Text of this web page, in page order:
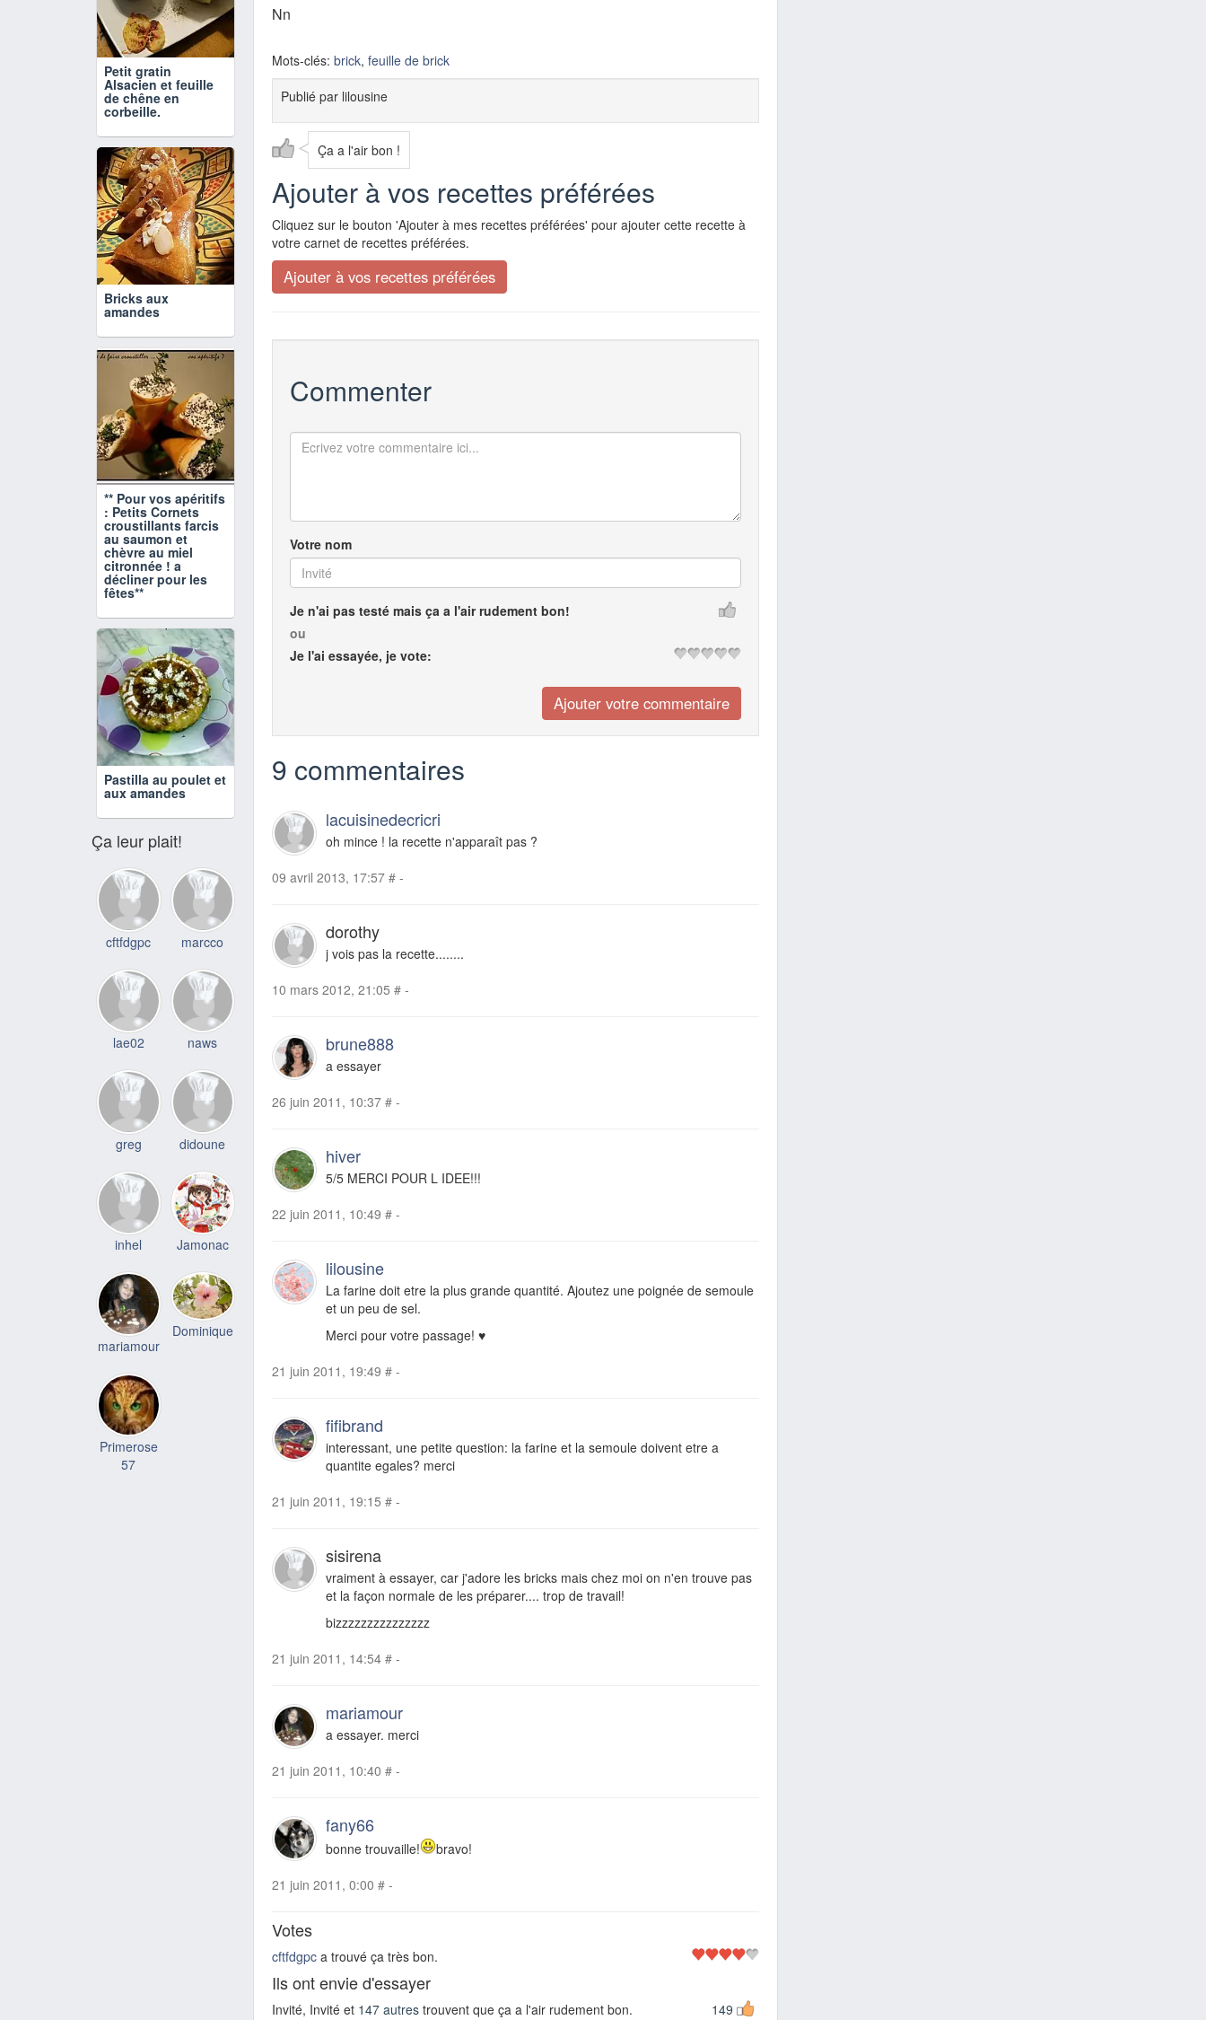
Nn
Mots-clés: brick, feuille de brick
Publié par lilousine
Ça a l'air bon !
Ajouter à vos recettes préférées
Cliquez sur le bouton 'Ajouter à mes recettes préférées' pour ajouter cette recette à
votre carnet de recettes préférées.
Commenter
Votre nom
Je n'ai pas testé mais ça a l'air rudement bon!
ou
Je l'ai essayée, je vote:
9 commentaires
lacuisinedecricri
oh mince ! la recette n'apparaît pas ?
09 avril 2013, 17:57 # -
dorothy
j vois pas la recette........
10 mars 2012, 21:05 # -
brune888
a essayer
26 juin 2011, 10:37 # -
hiver
5/5 MERCI POUR L IDEE!!!
22 juin 2011, 10:49 # -
lilousine
La farine doit etre la plus grande quantité. Ajoutez une poignée de semoule
et un peu de sel.
Merci pour votre passage! ♥
21 juin 2011, 19:49 # -
fifibrand
interessant, une petite question: la farine et la semoule doivent etre a
quantite egales? merci
21 juin 2011, 19:15 # -
sisirena
vraiment à essayer, car j'adore les bricks mais chez moi on n'en trouve pas
et la façon normale de les préparer.... trop de travail!
bizzzzzzzzzzzzzzz
21 juin 2011, 14:54 # -
mariamour
a essayer. merci
21 juin 2011, 10:40 # -
fany66
bonne trouvaille!
bravo!
21 juin 2011, 0:00 # -
Votes
cftfdgpc a trouvé ça très bon.
Ils ont envie d'essayer
149
Invité, Invité et 147 autres trouvent que ça a l'air rudement bon.
Petit gratin
Alsacien et feuille
de chêne en
corbeille.
Bricks aux
amandes
** Pour vos apéritifs
: Petits Cornets
croustillants farcis
au saumon et
chèvre au miel
citronnée ! a
décliner pour les
fêtes**
Pastilla au poulet et
aux amandes
Ça leur plait!
cftfdgpc marcco
lae02 naws
greg didoune
inhel Jamonac
mariamour
Dominique
Primerose
57